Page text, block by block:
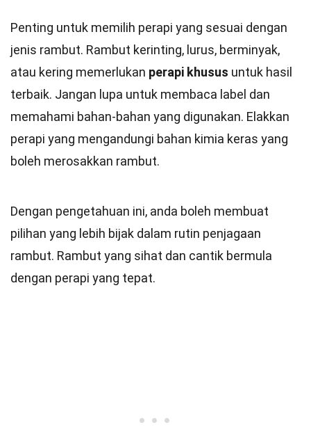
Penting untuk memilih perapi yang sesuai dengan
jenis rambut. Rambut kerinting, lurus, berminyak,
atau kering memerlukan perapi khusus untuk hasil
terbaik. Jangan lupa untuk membaca label dan
memahami bahan-bahan yang digunakan. Elakkan
perapi yang mengandungi bahan kimia keras yang
boleh merosakkan rambut.
Dengan pengetahuan ini, anda boleh membuat
pilihan yang lebih bijak dalam rutin penjagaan
rambut. Rambut yang sihat dan cantik bermula
dengan perapi yang tepat.